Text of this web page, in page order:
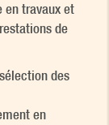
en travaux et
de
des
en